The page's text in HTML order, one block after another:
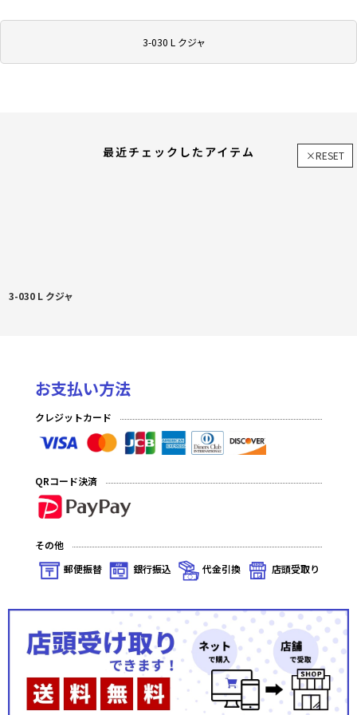
3-030 L クジャ
最近チェックしたアイテム ×RESET
3-030 L クジャ
お支払い方法
クレジットカード
QRコード決済
その他
郵便振替
銀行振込 代金引換 店頭受取り